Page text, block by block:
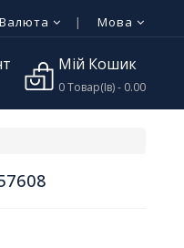
Валюта Мова
Мій Кошик
0 Товар(ів) - 0.00